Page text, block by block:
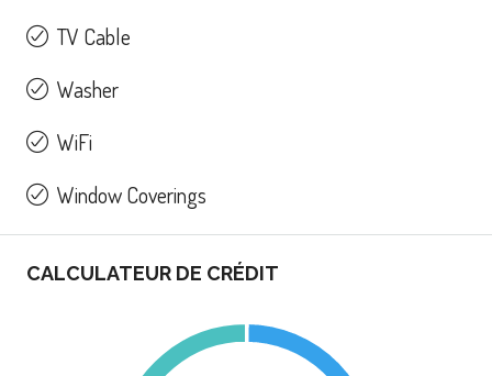
TV Cable
Washer
WiFi
Window Coverings
CALCULATEUR DE CRÉDIT